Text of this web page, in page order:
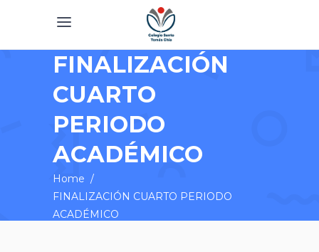
FINALIZACIÓN
CUARTO
PERIODO
ACADÉMICO
Home /
FINALIZACIÓN CUARTO PERIODO
ACADÉMICO